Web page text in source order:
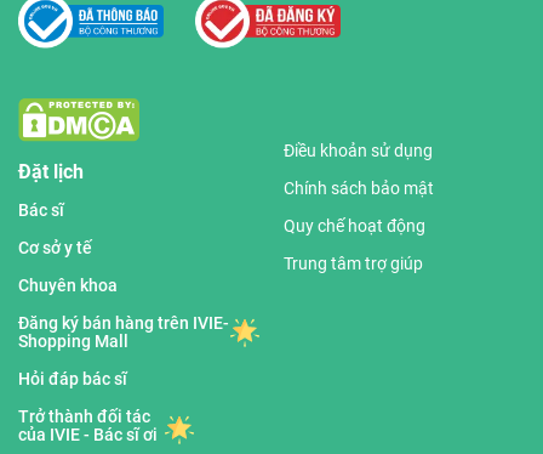
Đặt lịch
Bác sĩ
Cơ sở y tế
Chuyên khoa
Đăng ký bán hàng trên IVIE-
Shopping Mall
Hỏi đáp bác sĩ
Trở thành đối tác
của IVIE - Bác sĩ ơi
Điều khoản sử dụng
Chính sách bảo mật
Quy chế hoạt động
Trung tâm trợ giúp